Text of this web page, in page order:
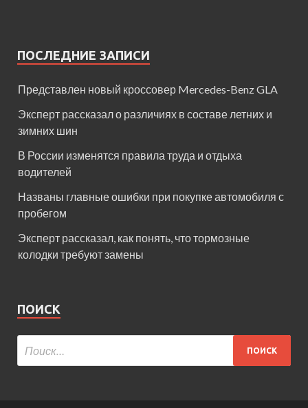
ПОСЛЕДНИЕ ЗАПИСИ
Представлен новый кроссовер Mercedes-Benz GLA
Эксперт рассказал о различиях в составе летних и
зимних шин
В России изменятся правила труда и отдыха
водителей
Названы главные ошибки при покупке автомобиля с
пробегом
Эксперт рассказал, как понять, что тормозные
колодки требуют замены
ПОИСК